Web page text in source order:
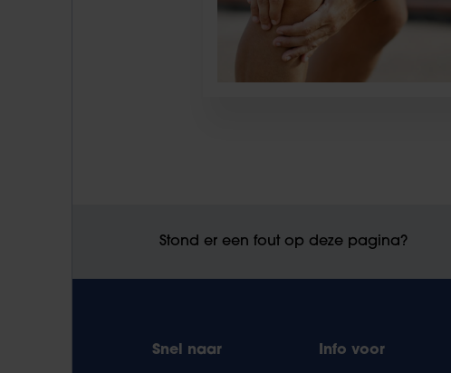
Stond er een fout op deze pagina?
Snel naar Info voor